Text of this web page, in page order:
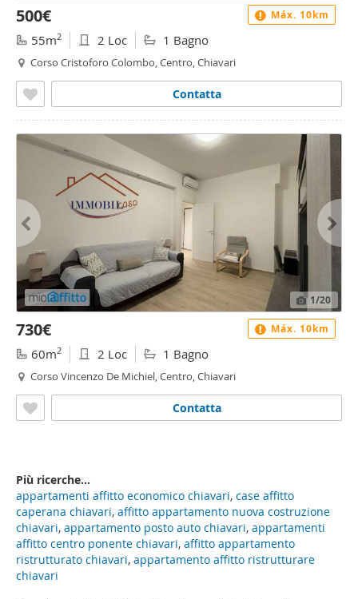
500€
55m2 2 Loc 1 Bagno
Corso Cristoforo Colombo, Centro, Chiavari
Contatta
Máx. 10km
1/20
730€
60m2 2 Loc 1 Bagno
Corso Vincenzo De Michiel, Centro, Chiavari
Contatta
Máx. 10km
Più ricerche...
appartamenti affitto economico chiavari, case affitto
caperana chiavari, affitto appartamento nuova costruzione
chiavari, appartamento posto auto chiavari, appartamenti
affitto centro ponente chiavari, affitto appartamento
ristrutturato chiavari, appartamento affitto ristrutturare
chiavari